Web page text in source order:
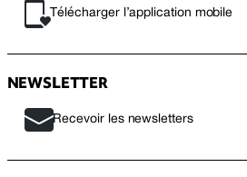
Télécharger l’application mobile
NEWSLETTER
Recevoir les newsletters